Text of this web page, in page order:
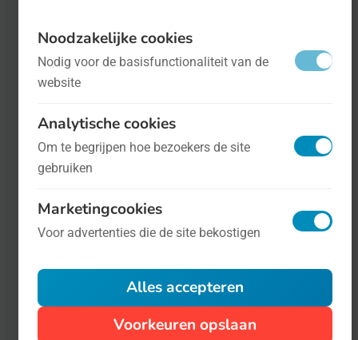
Internationale Dag van de Televisie
- op
Wetenschap en techniek
TV is een van de invloedrijkste media
die er wereldwijd bestaan. Daarom
Noodzakelijke cookies
Nodig voor de basisfunctionaliteit van de
website
Analytische cookies
Om te begrijpen hoe bezoekers de site
gebruiken
Marketingcookies
Voor advertenties die de site bekostigen
Alles accepteren
Voorkeuren opslaan